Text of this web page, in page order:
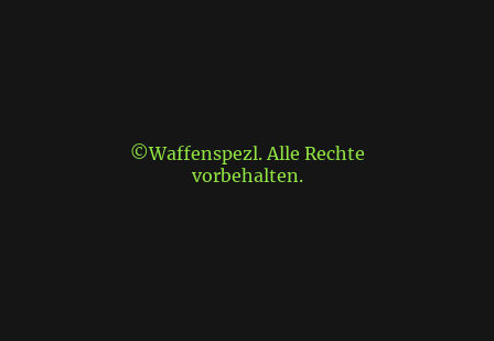
©Waffenspezl. Alle Rechte
vorbehalten.